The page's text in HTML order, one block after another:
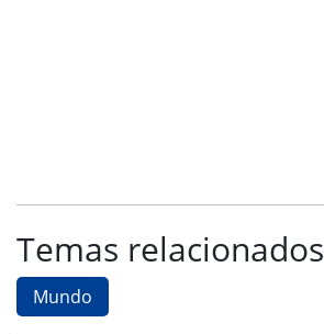
Temas relacionados
Mundo